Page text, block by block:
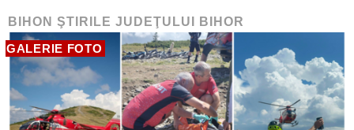
BIHON ŞTIRILE JUDEŢULUI BIHOR
GALERIE FOTO